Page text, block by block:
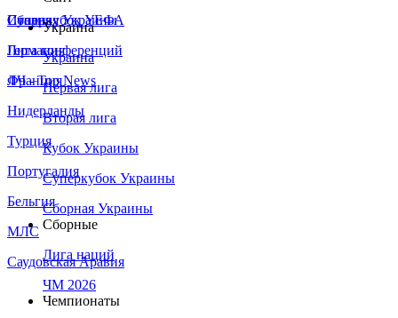
Сборная Украины
Италия
Германия
Франция
Нидерланды
Турция
Португалия
Бельгия
МЛС
Саудовская Аравия
Суперкубок УЕФА
Лига конференций
ЛЧ - Top News
Украина
Украина
Первая лига
Вторая лига
Кубок Украины
Суперкубок Украины
Сборная Украины
Сборные
Лига наций
ЧМ 2026
Чемпионаты